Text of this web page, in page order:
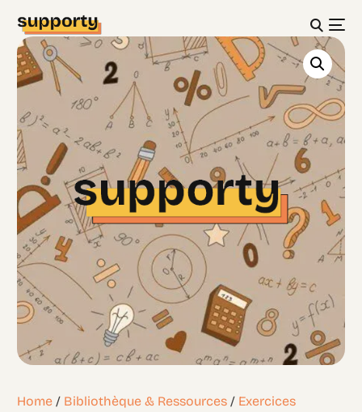
Home / Bibliothèque & Ressources / Exercices